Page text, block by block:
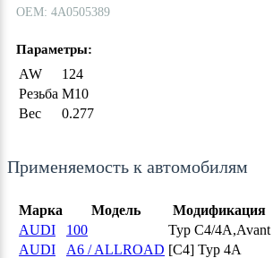
ОЕМ: 4A0505389
Параметры:
AW
124
Резьба M10
Вес
0.277
Применяемость к автомобилям
Марка Модель Модификация
AUDI
100 Typ C4/4A,Avant
AUDI
A6 / ALLROAD [C4] Typ 4A